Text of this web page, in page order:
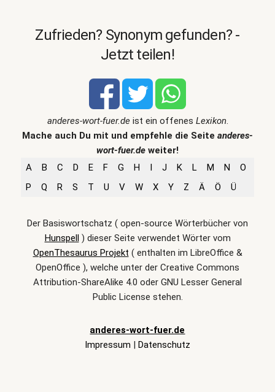
Zufrieden? Synonym gefunden? -
Jetzt teilen!
anderes-wort-fuer.deist ein offenes Lexikon.
Mache auch Du mit und empfehle die Seite anderes-
wort-fuer.de weiter!
A
B C D E F G H I J K L M N
O
P
Q R S T U V W X Y Z Ä Ö Ü
Der Basiswortschatz ( open-source Wörterbücher von
Hunspell) dieser Seite verwendet Wörter vom
OpenThesaurus Projekt ( enthalten im LibreOffice &
OpenOffice ), welche unter der Creative Commons
Attribution-ShareAlike 4.0 oder GNU Lesser General
Public License stehen.
anderes-wort-fuer.de
Impressum | Datenschutz